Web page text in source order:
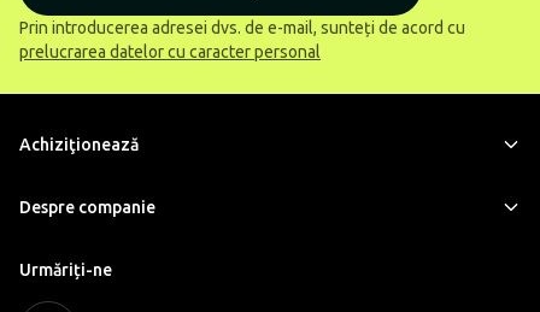
Prin introducerea adresei dvs. de e-mail, sunteți de acord cu
prelucrarea datelor cu caracter personal
Achiziţionează
Despre companie
Urmăriți-ne